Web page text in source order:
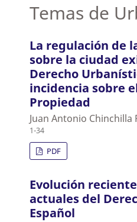
Temas de
La regulación de
sobre la ciudad
Derecho
incidencia sobre
Propiedad
Juan Antonio Chinchilla
1-34
PDF
Evolución
actuales del
Español